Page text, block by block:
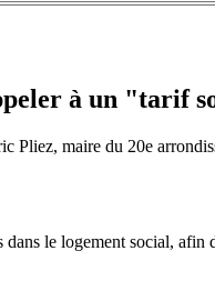
à un "tarif
Pliez, maire du 20e
le logement social,